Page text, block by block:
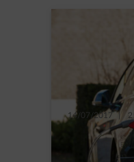
14/07/2017 | 2
3
wagens